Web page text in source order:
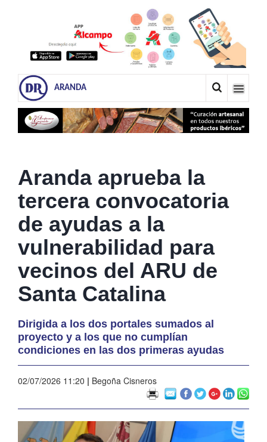
ARANDA
Aranda aprueba la
tercera convocatoria
de ayudas a la
vulnerabilidad para
vecinos del ARU de
Santa Catalina
Dirigida a los dos portales sumados al
proyecto y a los que no cumplían
condiciones en las dos primeras ayudas
02/07/2026 11:20 | Begoña Cisneros